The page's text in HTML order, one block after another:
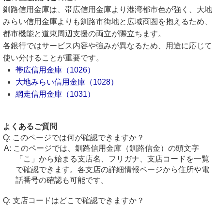
釧路信用金庫は、帯広信用金庫より港湾都市色が強く、大地
みらい信用金庫よりも釧路市街地と広域商圏を抱えるため、
都市機能と道東周辺支援の両立が際立ちます。
各銀行ではサービス内容や強みが異なるため、用途に応じて
使い分けることが重要です。
帯広信用金庫（1026）
大地みらい信用金庫（1028）
網走信用金庫（1031）
よくあるご質問
このページでは何が確認できますか？
このページでは、釧路信用金庫（釧路信金）の頭文字
「こ」から始まる支店名、フリガナ、支店コードを一覧
で確認できます。各支店の詳細情報ページから住所や電
話番号の確認も可能です。
支店コードはどこで確認できますか？